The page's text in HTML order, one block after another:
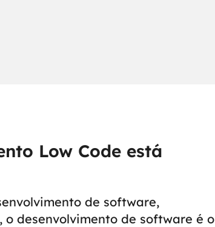
Low Code está
de software,
desenvolvimento de software é o